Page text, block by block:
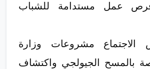
عمل مستدامة للشباب
الاجتماع مشروعات وزارة
بالمسح الجيولجي واكتشاف